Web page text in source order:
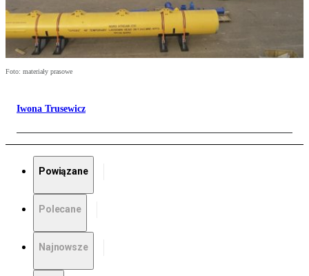
Foto: materiały prasowe
Iwona Trusewicz
Powiązane
Polecane
Najnowsze